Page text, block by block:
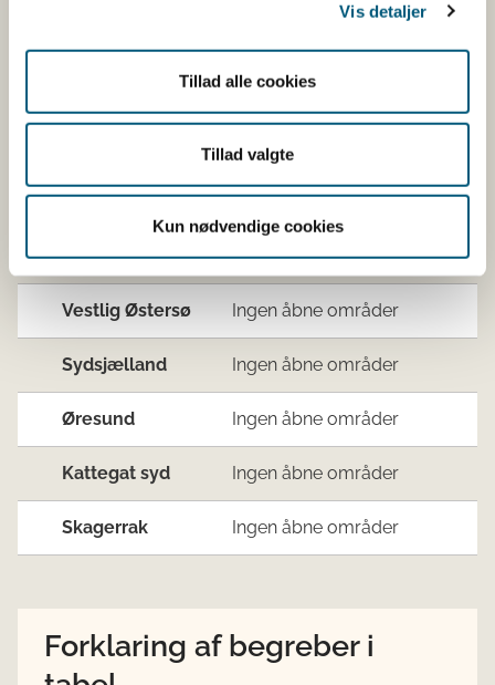
Vis detaljer
Tillad alle cookies
Tillad valgte
Kun nødvendige cookies
(M.
Nordsøen og
vestkyst
Vestlig Østersø Ingen åbne områder
Sydsjælland Ingen åbne områder
Øresund Ingen åbne områder
Kattegat syd Ingen åbne områder
Skagerrak Ingen åbne områder
Forklaring af begreber i